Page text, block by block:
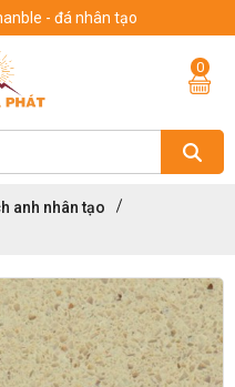
- đá nhân tạo
0
anh nhân tạo